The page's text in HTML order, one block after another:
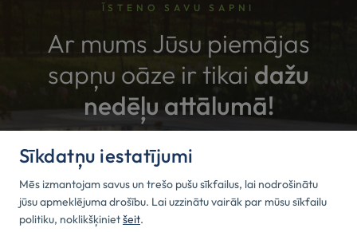
Sīkdatņu iestatījumi
Mēs izmantojam savus un trešo pušu sīkfailus, lai nodrošinātu
jūsu apmeklējuma drošību. Lai uzzinātu vairāk par mūsu sīkfailu
politiku, noklikšķinietšeit.
ĪSTENO SAVU SAPNI
Ar mums Jūsu piemājas
sapņu oāze ir tikai dažu
nedēļu attālumā!
PIEPRASĪT PIEDĀVĀJUMU